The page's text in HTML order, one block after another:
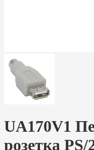
UA170V1
розетка